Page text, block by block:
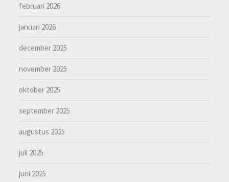
februari 2026
januari 2026
december 2025
november 2025
oktober 2025
september 2025
augustus 2025
juli 2025
juni 2025